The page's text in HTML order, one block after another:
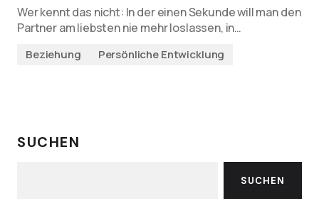
Wer kennt das nicht: In der einen Sekunde will man den
Partner am liebsten nie mehr loslassen, in…
Beziehung Persönliche Entwicklung
SUCHEN
SUCHEN